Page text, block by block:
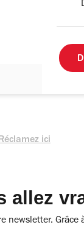
ici
allez
newsletter.